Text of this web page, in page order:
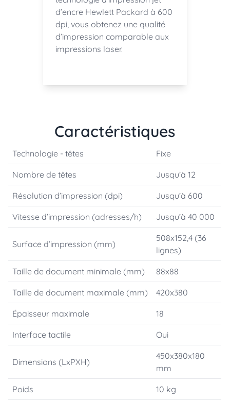
d’encre Hewlett Packard à 600
dpi, vous obtenez une qualité
d’impression comparable aux
impressions laser.
Caractéristiques
Technologie - têtes Fixe
Nombre de têtes Jusqu’à 12
Résolution d’impression (dpi) Jusqu’à 600
Vitesse d’impression (adresses/h) Jusqu’à 40 000
Surface d’impression (mm)
508x152,4 (36
lignes)
Taille de document minimale (mm) 88x88
Taille de document maximale (mm) 420x380
Épaisseur maximale 18
Interface tactile Oui
Dimensions (LxPXH)
450x380x180
mm
Poids 10 kg